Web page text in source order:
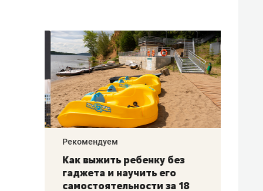
–
Рекомендуем
Как выжить ребенку без
гаджета и научить его
самостоятельности за 18